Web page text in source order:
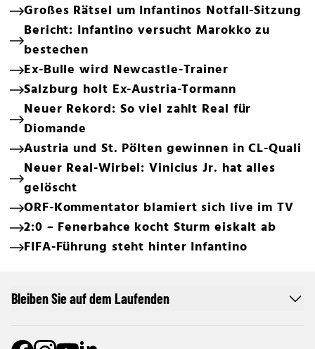
Großes Rätsel um Infantinos Notfall-Sitzung
Bericht: Infantino versucht Marokko zu
bestechen
Ex-Bulle wird Newcastle-Trainer
Salzburg holt Ex-Austria-Tormann
Neuer Rekord: So viel zahlt Real für
Diomande
Austria und St. Pölten gewinnen in CL-Quali
Neuer Real-Wirbel: Vinicius Jr. hat alles
gelöscht
ORF-Kommentator blamiert sich live im TV
2:0 – Fenerbahce kocht Sturm eiskalt ab
FIFA-Führung steht hinter Infantino
Bleiben Sie auf dem Laufenden